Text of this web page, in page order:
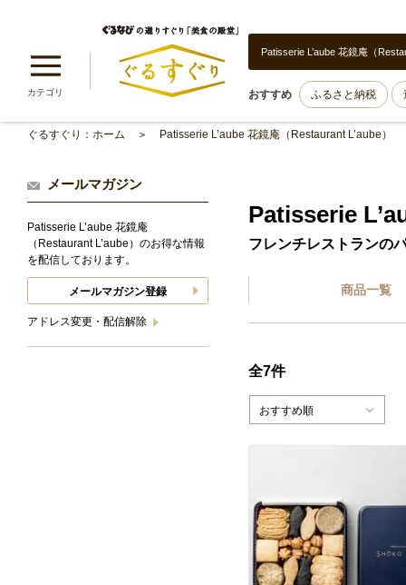
カテゴリ
Patisserie L’aube 花鏡庵（
おすすめ ふるさと納税
ぐるすぐり：ホーム Patisserie L’aube 花鏡庵（Restaurant L’aube）
Patisserie
フレンチレストランの
商品一覧
全7件
おすすめ順
メールマガジン
Patisserie L’aube 花鏡庵
（Restaurant L’aube）のお得な情報
を配信しております。
メールマガジン登録
アドレス変更・配信解除